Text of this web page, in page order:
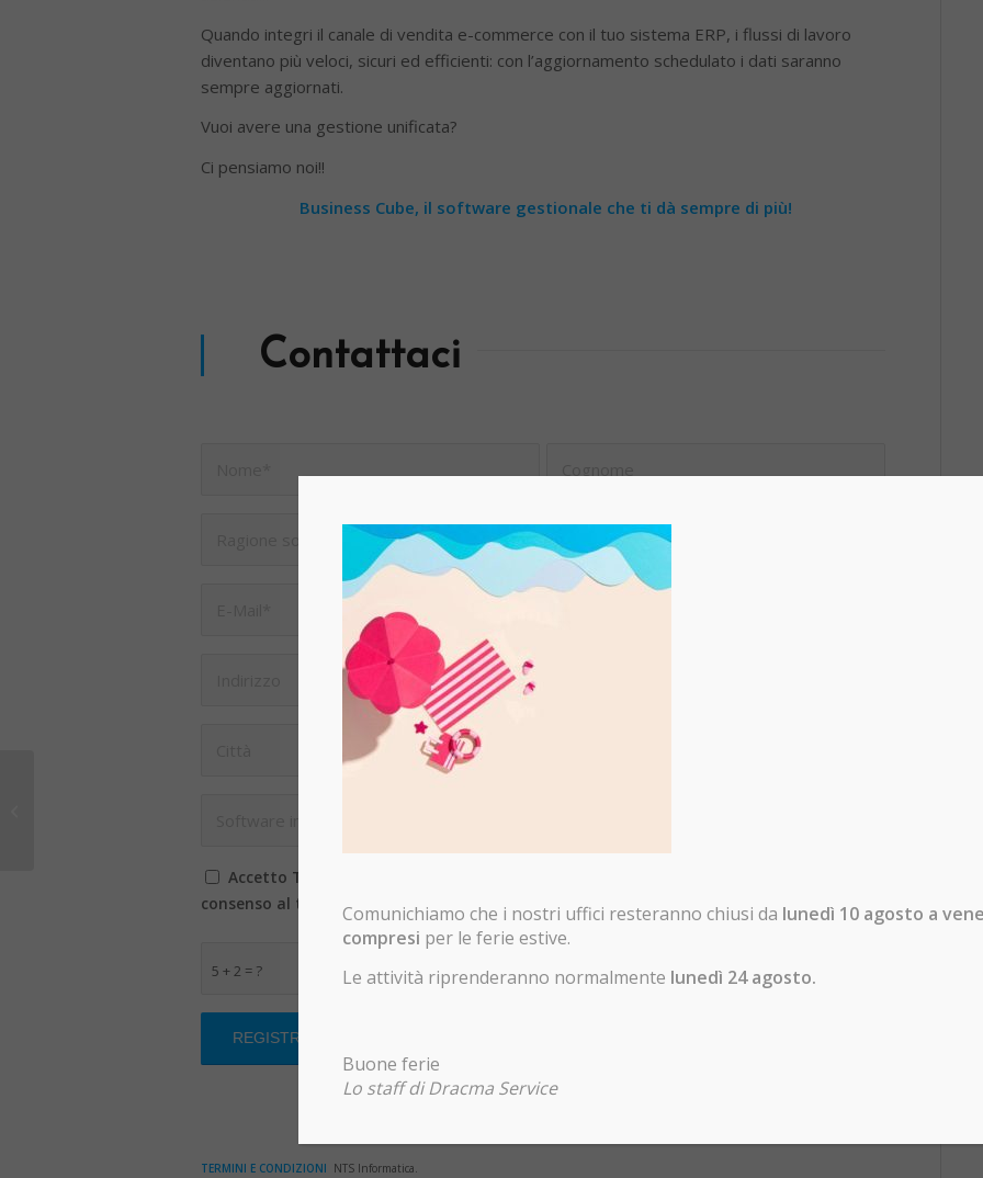
Quando integri il canale di vendita e-commerce con il tuo sistema ERP, i flussi di lavoro
diventano più veloci, sicuri ed efficienti: con l’aggiornamento schedulato i dati saranno
sempre aggiornati.
Vuoi avere una gestione unificata?
Ci pensiamo noi!!
Business Cube, il software gestionale che ti dà sempre di più!
Contattaci
Accetto Termini e condizioni qui sotto riportati di questo sito e conferisco il
consenso al trattamento e alla memorizzazione delle informazioni inviate.
*
5 + 2 = ?
TERMINI E CONDIZIONI NTS Informatica.
Comunichiamo che i nostri uffici resteranno chiusi da lunedì 10 agosto a
compresi per le ferie estive.
Le attività riprenderanno normalmente lunedì 24 agosto.
Buone ferie
Lo staff di Dracma Service